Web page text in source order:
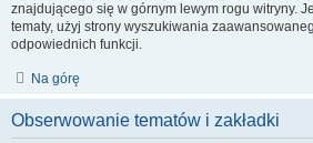
znajdującego się w górnym lewym rogu witryny.
tematy, użyj strony wyszukiwania
odpowiednich funkcji.
Na górę
Obserwowanie tematów i zakładki